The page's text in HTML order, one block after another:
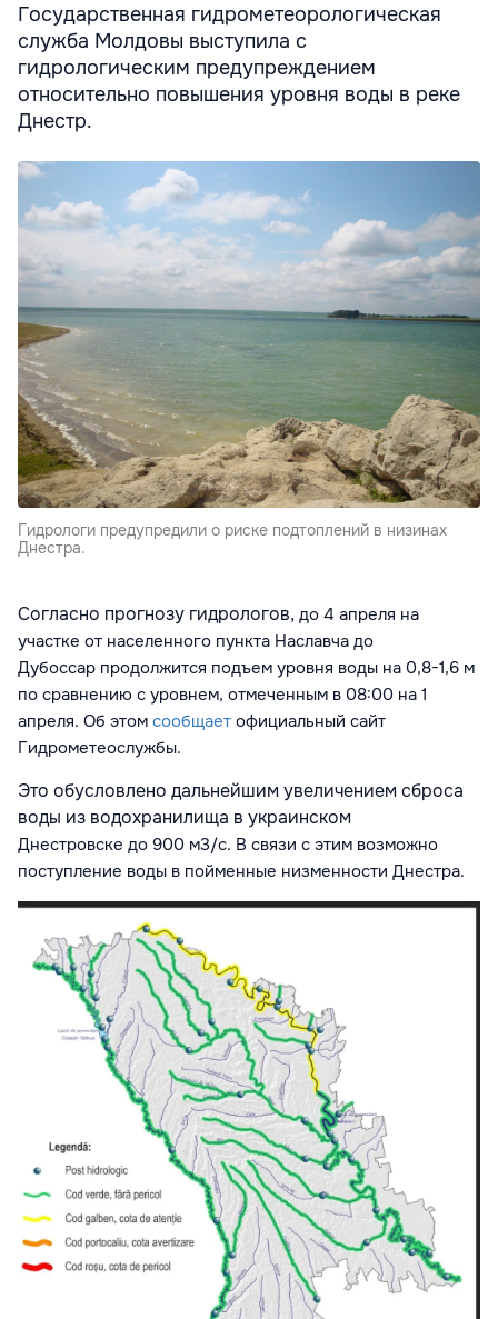
Государственная гидрометеорологическая
служба Молдовы выступила с
гидрологическим предупреждением
относительно повышения уровня воды в реке
Днестр.
Гидрологи предупредили о риске подтоплений в низинах
Днестра.
Согласно прогнозу гидрологов, до 4 апреля на
участке от населенного пункта Наславча до
Дубоссар продолжится подъем уровня воды на 0,8-1,6 м
по сравнению с уровнем, отмеченным в 08:00 на 1
апреля. Об этом сообщает официальный сайт
Гидрометеослужбы.
Это обусловлено дальнейшим увеличением сброса
воды из водохранилища в украинском
Днестровске до 900 м3/с. В связи с этим возможно
поступление воды в пойменные низменности Днестра.